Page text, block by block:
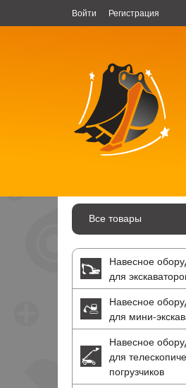
Войти Регистрация
Все товары
Навесное
для
Навесное
для мини-
Навесное
для
погрузчиков